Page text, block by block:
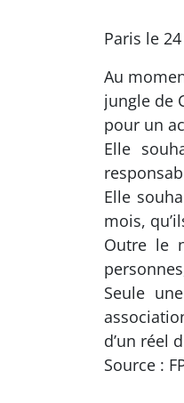
Paris le
Au
jungle de
pour un
Elle
Elle
mois,
Outre le
Seule
d’un réel
Source :